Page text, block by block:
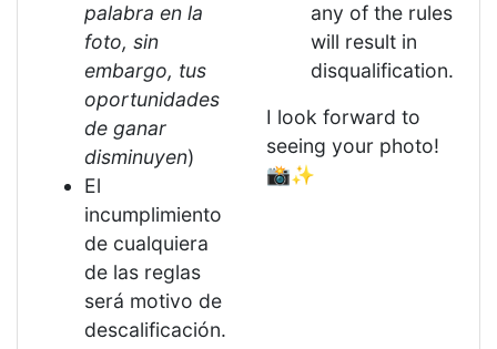
palabra en la
foto, sin
embargo, tus
oportunidades
de ganar
disminuyen)
El
incumplimiento
de cualquiera
de las reglas
será motivo de
descalificación.
any of the rules
will result in
disqualification.
I look forward to
seeing your photo!
📸✨